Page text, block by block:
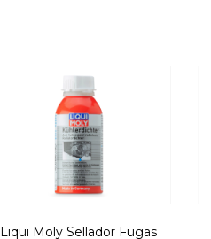
Liqui Moly Sellador Fugas